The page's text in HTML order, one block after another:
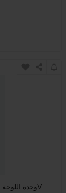
ATMEGA328 328p 16MHz Pro Mini PCB وحدة اللوحة 5V